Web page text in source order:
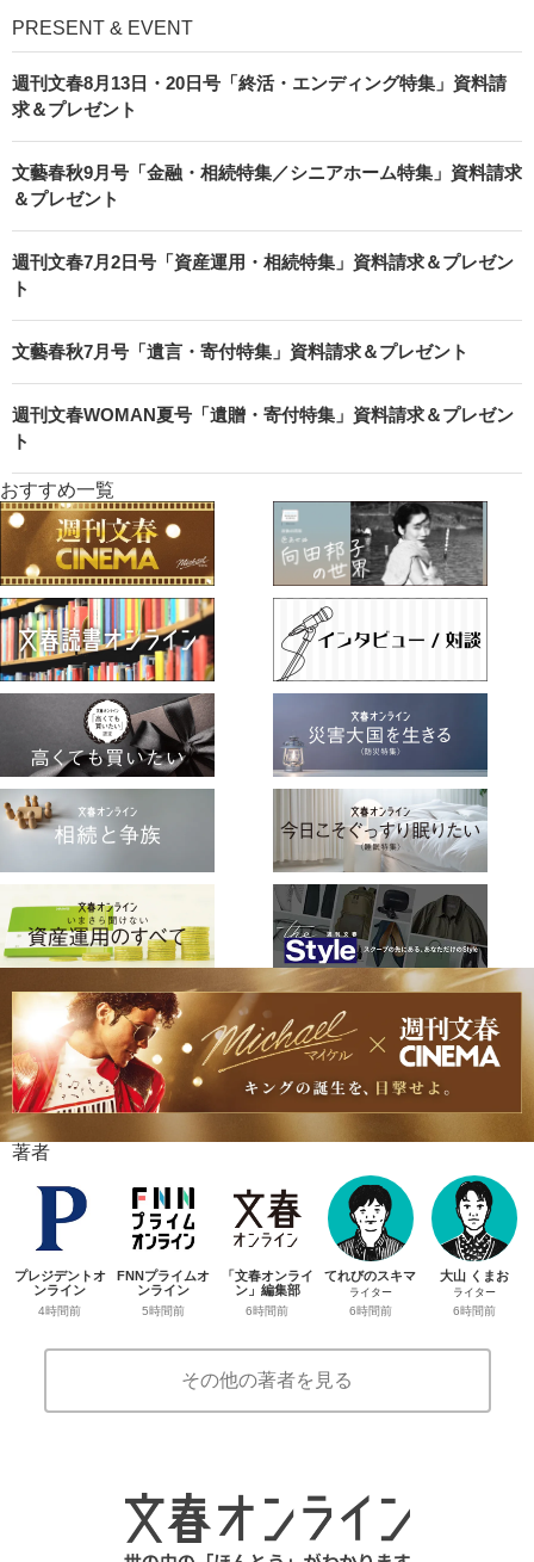
PRESENT & EVENT
週刊文春8月13日・20日号「終活・エンディング特集」資料請
求＆プレゼント
文藝春秋9月号「金融・相続特集／シニアホーム特集」資料請求
＆プレゼント
週刊文春7月2日号「資産運用・相続特集」資料請求＆プレゼン
ト
文藝春秋7月号「遺言・寄付特集」資料請求＆プレゼント
週刊文春WOMAN夏号「遺贈・寄付特集」資料請求＆プレゼン
ト
おすすめ一覧
著者
プレジデントオ
ンライン
4時間前
FNNプライムオ
ンライン
5時間前
「文春オンライ
ン」編集部
6時間前
てれびのスキマ
ライター
6時間前
大山 くまお
ライター
6時間前
その他の著者を見る